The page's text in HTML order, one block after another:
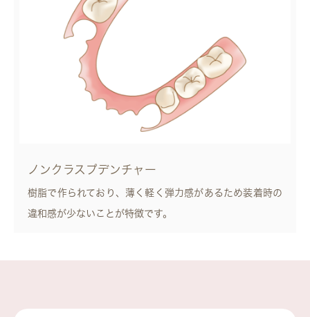
ノンクラスプデンチャー
樹脂で作られており、薄く軽く弾力感があるため装着時の
違和感が少ないことが特徴です。